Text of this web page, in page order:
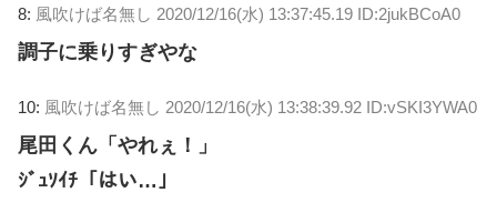
8: 風吹けば名無し 2020/12/16(水) 13:37:45.19 ID:2jukBCoA0
調子に乗りすぎやな
10: 風吹けば名無し 2020/12/16(水) 13:38:39.92 ID:vSKI3YWA0
尾田くん「やれぇ！」
ｼﾞｭｿｲﾁ「はい…」